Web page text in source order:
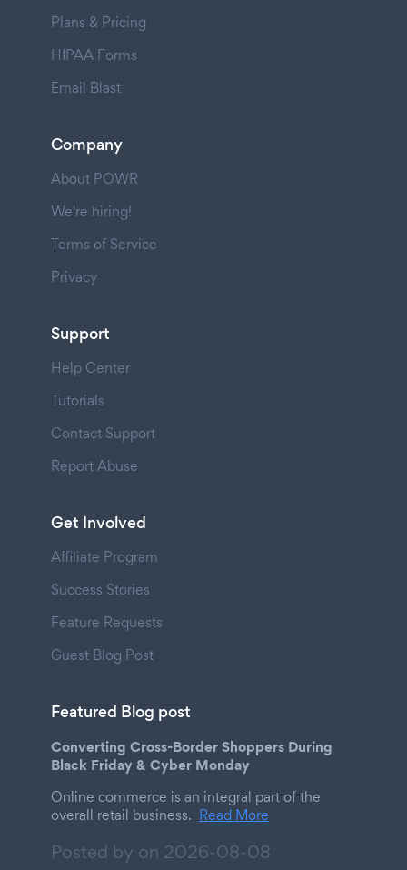
Plans & Pricing
HIPAA Forms
Email Blast
Company
About POWR
We're hiring!
Terms of Service
Privacy
Support
Help Center
Tutorials
Contact Support
Report Abuse
Get Involved
Affiliate Program
Success Stories
Feature Requests
Guest Blog Post
Featured Blog post
Converting Cross-Border Shoppers During
Black Friday & Cyber Monday
Online commerce is an integral part of the
overall retail business. Read More
Posted by on 2026-08-08